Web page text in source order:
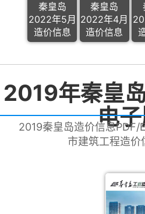
秦皇岛
2022年5月
造价信息
秦皇岛
2022年4月
造价信息
2019年秦皇
电
2019秦皇岛造价信息PDF/
市建筑工程造价